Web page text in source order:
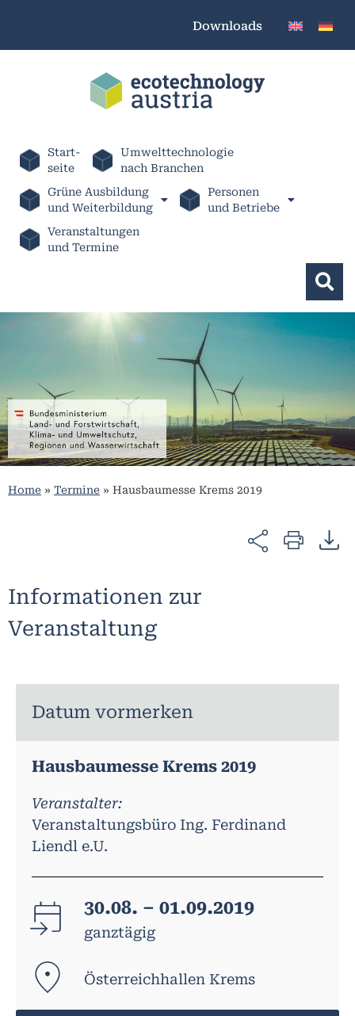
Downloads
Start-
seite
Umwelttechnologie
nach Branchen
Grüne Ausbildung
und Weiterbildung
Personen
und Betriebe
Veranstaltungen
und Termine
Home » Termine » Hausbaumesse Krems 2019
Informationen zur
Veranstaltung
Datum vormerken
Hausbaumesse Krems 2019
Veranstalter:
Veranstaltungsbüro Ing. Ferdinand
Liendl e.U.
30.08. – 01.09.2019
ganztägig
Österreichhallen Krems